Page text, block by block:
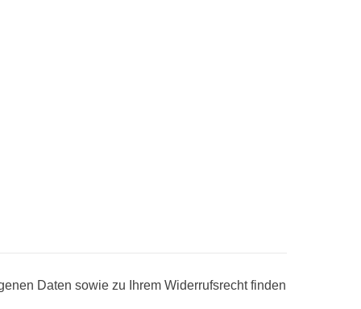
Daten sowie zu Ihrem Widerrufsrecht finden